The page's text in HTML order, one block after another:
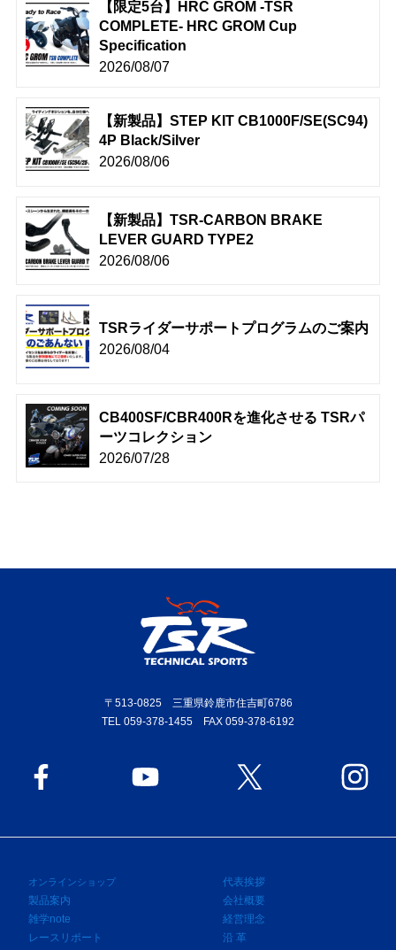
【限定5台】HRC GROM -TSR
COMPLETE- HRC GROM Cup
Specification
2026/08/07
【新製品】STEP KIT CB1000F/SE(SC94)
4P Black/Silver
2026/08/06
【新製品】TSR-CARBON BRAKE
LEVER GUARD TYPE2
2026/08/06
TSRライダーサポートプログラムのご案内
2026/08/04
CB400SF/CBR400Rを進化させる TSRパ
ーツコレクション
2026/07/28
〒513-0825 三重県鈴鹿市住吉町6786
TEL 059-378-1455 FAX 059-378-6192
オンラインショップ
代表挨拶
製品案内
会社概要
雑学note
経営理念
レースリポート
沿 革